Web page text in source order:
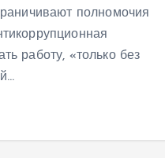
полномочия
работу, «только без